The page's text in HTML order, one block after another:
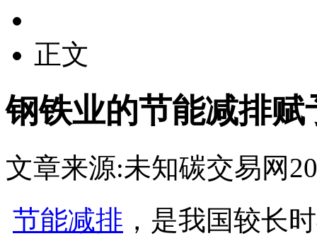
正文
钢铁业的节能减排
文章来源:未知碳交易网
节能减排 ，是我国较长